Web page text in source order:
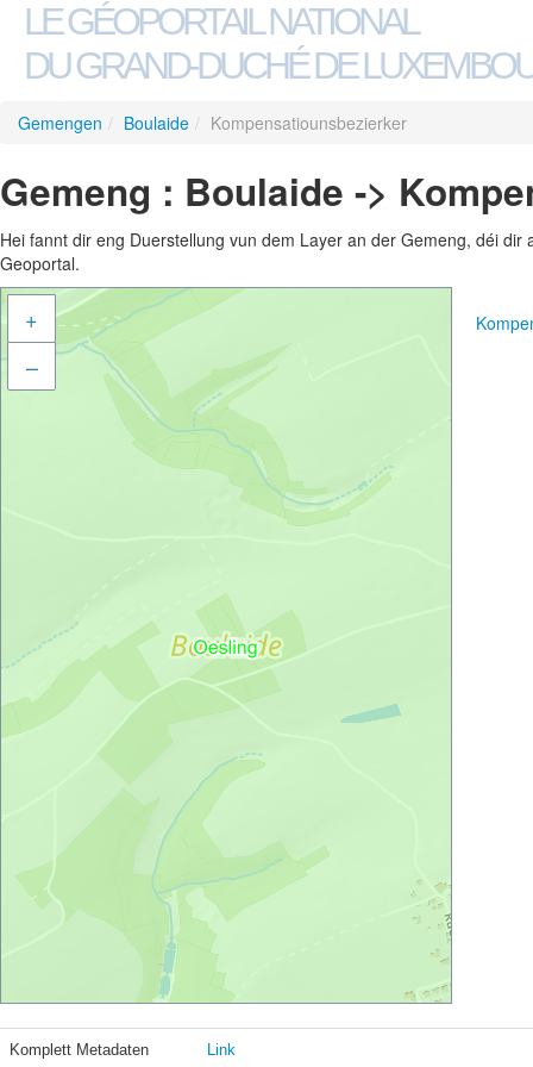
LE GÉOPORTAIL NATIONAL
DU GRAND-DUCHÉ DE
Gemengen / Boulaide / Kompensatiounsbezierker
Gemeng : Boulaide ->
Hei fannt dir eng Duerstellung vun dem Layer an der Gemeng, déi
Geoportal.
+
–
Komplett Metadaten Link